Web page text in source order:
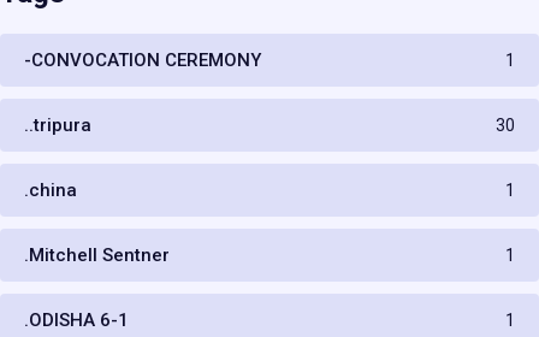
-CONVOCATION CEREMONY 1
..tripura 30
.china 1
.Mitchell Sentner 1
.ODISHA 6-1 1